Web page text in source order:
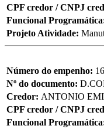
CPF credor / CNPJ
Funcional
Projeto Atividade:
Número do empenho:
Nº do documento:
Credor: ANTONIO
CPF credor / CNPJ
Funcional